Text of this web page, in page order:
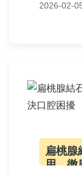
供實用預
2026-02-
扁桃腺
用，徹